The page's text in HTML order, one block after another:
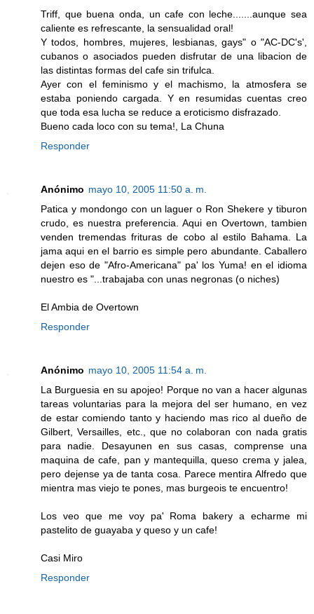
Triff, que buena onda, un cafe con leche.......aunque sea
caliente es refrescante, la sensualidad oral!
Y todos, hombres, mujeres, lesbianas, gays" o "AC-DC's',
cubanos o asociados pueden disfrutar de una libacion de
las distintas formas del cafe sin trifulca.
Ayer con el feminismo y el machismo, la atmosfera se
estaba poniendo cargada. Y en resumidas cuentas creo
que toda esa lucha se reduce a eroticismo disfrazado.
Bueno cada loco con su tema!, La Chuna
Responder
Anónimo mayo 10, 2005 11:50 a. m.
Patica y mondongo con un laguer o Ron Shekere y tiburon
crudo, es nuestra preferencia. Aqui en Overtown, tambien
venden tremendas frituras de cobo al estilo Bahama. La
jama aqui en el barrio es simple pero abundante. Caballero
dejen eso de "Afro-Americana" pa' los Yuma! en el idioma
nuestro es "...trabajaba con unas negronas (o niches)
El Ambia de Overtown
Responder
Anónimo mayo 10, 2005 11:54 a. m.
La Burguesia en su apojeo! Porque no van a hacer algunas
tareas voluntarias para la mejora del ser humano, en vez
de estar comiendo tanto y haciendo mas rico al dueño de
Gilbert, Versailles, etc., que no colaboran con nada gratis
para nadie. Desayunen en sus casas, comprense una
maquina de cafe, pan y mantequilla, queso crema y jalea,
pero dejense ya de tanta cosa. Parece mentira Alfredo que
mientra mas viejo te pones, mas burgeois te encuentro!
Los veo que me voy pa' Roma bakery a echarme mi
pastelito de guayaba y queso y un cafe!
Casi Miro
Responder